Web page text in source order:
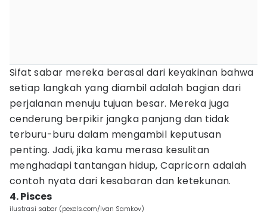
Sifat sabar mereka berasal dari keyakinan bahwa
setiap langkah yang diambil adalah bagian dari
perjalanan menuju tujuan besar. Mereka juga
cenderung berpikir jangka panjang dan tidak
terburu-buru dalam mengambil keputusan
penting. Jadi, jika kamu merasa kesulitan
menghadapi tantangan hidup, Capricorn adalah
contoh nyata dari kesabaran dan ketekunan.
4. Pisces
ilustrasi sabar (pexels.com/Ivan Samkov)